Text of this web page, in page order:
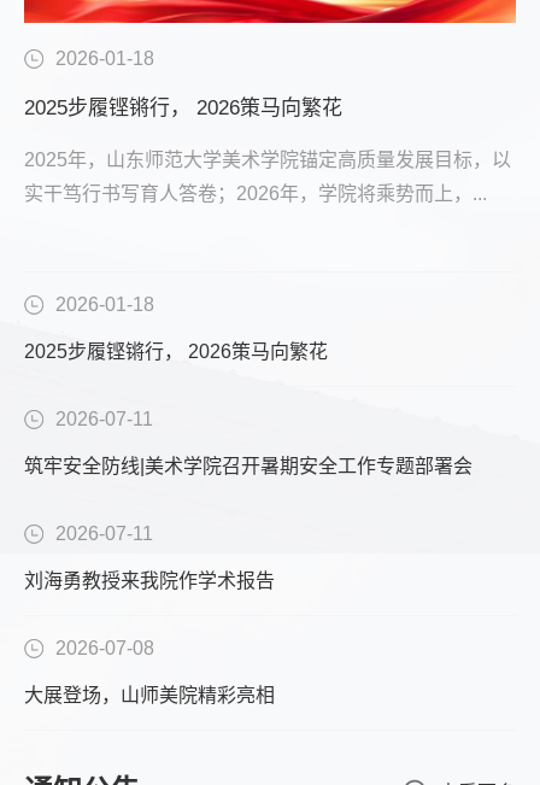
2026-01-18
2025步履铿锵行， 2026策马向繁花
2025年，山东师范大学美术学院锚定高质量发展目标，以
实干笃行书写育人答卷；2026年，学院将乘势而上，...
2026-01-18
2025步履铿锵行， 2026策马向繁花
2026-07-11
筑牢安全防线|美术学院召开暑期安全工作专题部署会
2026-07-11
刘海勇教授来我院作学术报告
2026-07-08
大展登场，山师美院精彩亮相